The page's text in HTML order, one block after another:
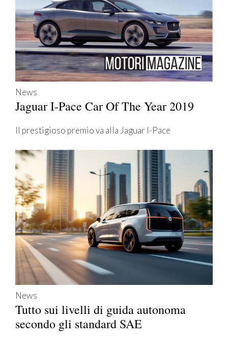
News
Jaguar I-Pace Car Of The Year 2019
Il prestigioso premio va alla Jaguar I-Pace
News
Tutto sui livelli di guida autonoma
secondo gli standard SAE